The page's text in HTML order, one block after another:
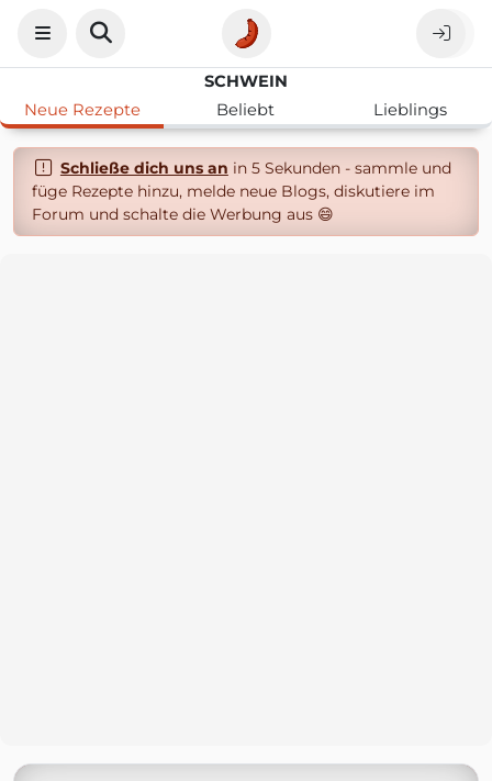
SCHWEIN
Neue Rezepte
Beliebt Lieblings
Schließe dich uns an in 5 Sekunden - sammle und
füge Rezepte hinzu, melde neue Blogs, diskutiere im
Forum und schalte die Werbung aus 😄